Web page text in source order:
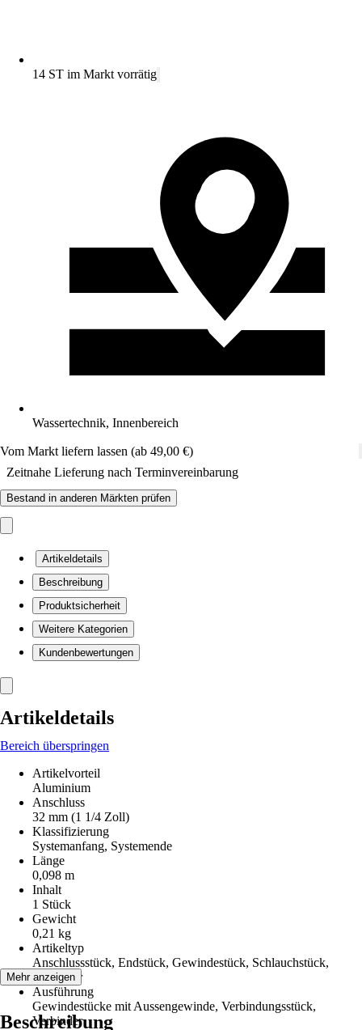
14 ST im Markt vorrätig
Wassertechnik, Innenbereich
Vom Markt liefern lassen (ab 49,00 €)
Zeitnahe Lieferung nach Terminvereinbarung
Bestand in anderen Märkten prüfen
Artikeldetails
Beschreibung
Produktsicherheit
Weitere Kategorien
Kundenbewertungen
Artikeldetails
Bereich überspringen
Artikelvorteil
Aluminium
Anschluss
32 mm (1 1/4 Zoll)
Klassifizierung
Systemanfang, Systemende
Länge
0,098 m
Inhalt
1 Stück
Gewicht
0,21 kg
Artikeltyp
Anschlussstück, Endstück, Gewindestück, Schlauchstück,
Verbinder
Ausführung
Gewindestücke mit Aussengewinde, Verbindungsstück,
Verbinder
Mehr anzeigen
Beschreibung